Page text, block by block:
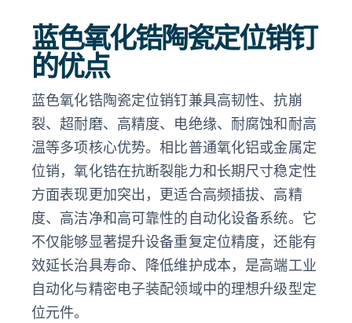
蓝色氧化锆陶瓷定位销钉
的优点
蓝色氧化锆陶瓷定位销钉兼具高韧性、抗崩
裂、超耐磨、高精度、电绝缘、耐腐蚀和耐高
温等多项核心优势。相比普通氧化铝或金属定
位销，氧化锆在抗断裂能力和长期尺寸稳定性
方面表现更加突出，更适合高频插拔、高精
度、高洁净和高可靠性的自动化设备系统。它
不仅能够显著提升设备重复定位精度，还能有
效延长治具寿命、降低维护成本，是高端工业
自动化与精密电子装配领域中的理想升级型定
位元件。